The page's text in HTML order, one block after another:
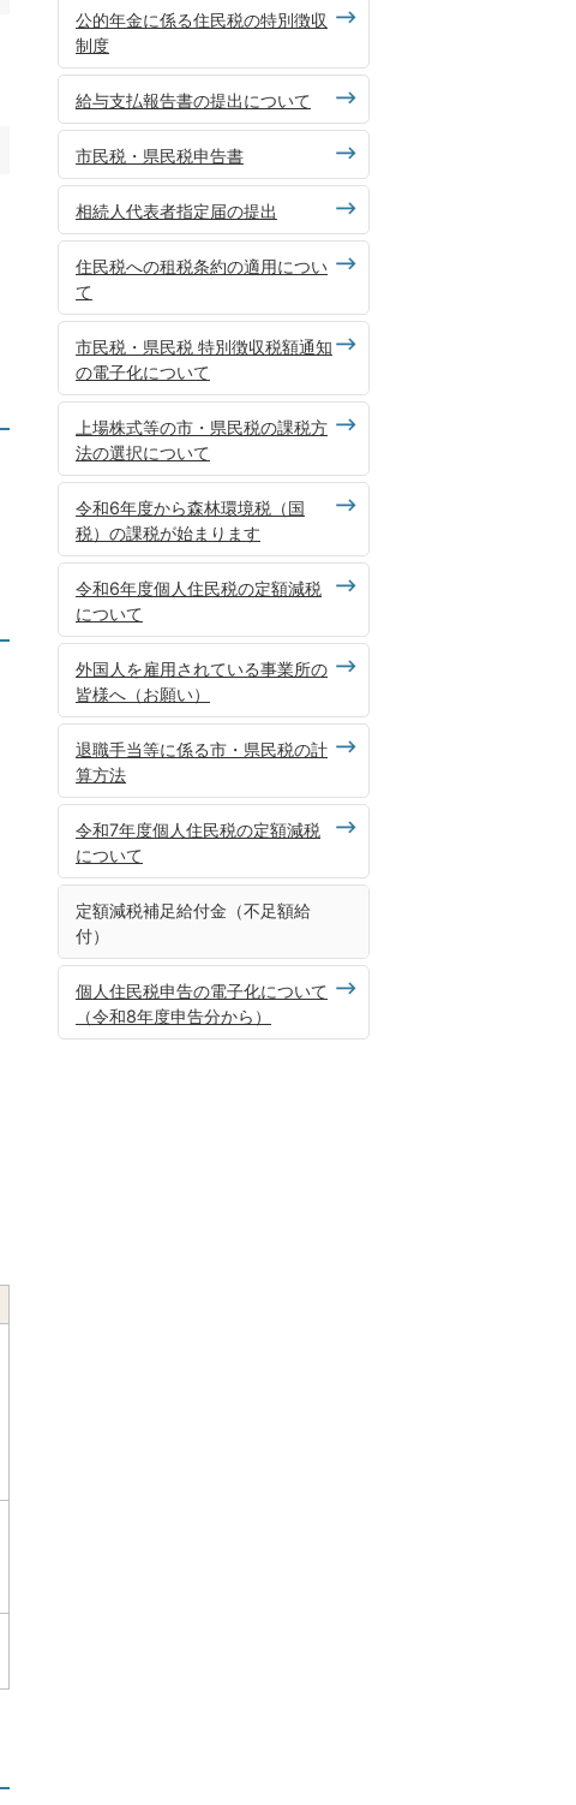
公的年金に係る住民税の特別徴収
制度
給与支払報告書の提出について
市民税・県民税申告書
相続人代表者指定届の提出
住民税への租税条約の適用につい
て
市民税・県民税 特別徴収税額通知
の電子化について
上場株式等の市・県民税の課税方
法の選択について
令和6年度から森林環境税（国
税）の課税が始まります
令和6年度個人住民税の定額減税
について
外国人を雇用されている事業所の
皆様へ（お願い）
退職手当等に係る市・県民税の計
算方法
令和7年度個人住民税の定額減税
について
定額減税補足給付金（不足額給
付）
個人住民税申告の電子化について
（令和8年度申告分から）